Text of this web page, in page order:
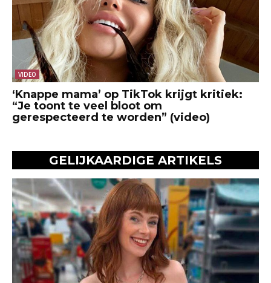
VIDEO
‘Knappe mama’ op TikTok krijgt kritiek:
“Je toont te veel bloot om
gerespecteerd te worden” (video)
GELIJKAARDIGE ARTIKELS